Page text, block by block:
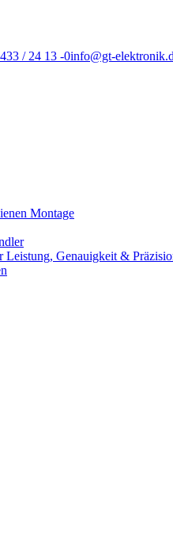
/ 24 13 -0info@gt-
Montage
Leistung, Genauigkeit &